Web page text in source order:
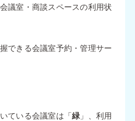
議室・商談スペースの利用状
できる会議室予約・管理サー
ている会議室は「緑 」、利用